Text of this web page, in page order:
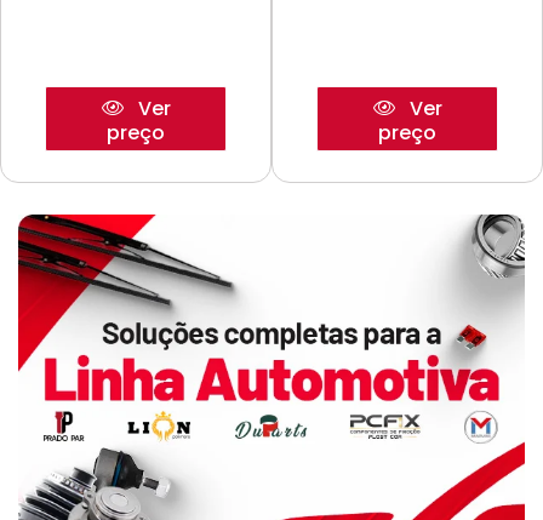
Ver
preço
Ver
preço